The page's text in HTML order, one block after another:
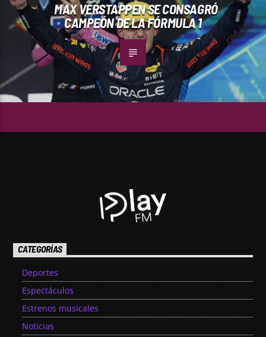
MAX VERSTAPPEN SE CONSAGRÓ
CAMPEÓN DE LA FÓRMULA 1
CATEGORÍAS
Deportes
Espectáculos
Estrenos musicales
Noticias